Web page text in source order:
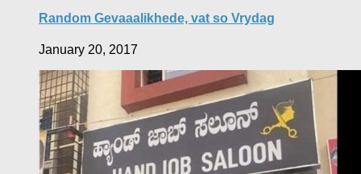
Random Gevaaalikhede, vat so Vrydag
January 20, 2017